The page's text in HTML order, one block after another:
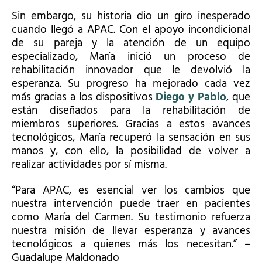
Sin embargo, su historia dio un giro inesperado
cuando llegó a APAC. Con el apoyo incondicional
de su pareja y la atención de un equipo
especializado, María inició un proceso de
rehabilitación innovador que le devolvió la
esperanza. Su progreso ha mejorado cada vez
más gracias a los dispositivos Diego y Pablo, que
están diseñados para la rehabilitación de
miembros superiores. Gracias a estos avances
tecnológicos, María recuperó la sensación en sus
manos y, con ello, la posibilidad de volver a
realizar actividades por sí misma.
“Para APAC,es esencial ver los cambios que
nuestra intervención puede traer en pacientes
como María del Carmen. Su testimonio refuerza
nuestra misión de llevar esperanza y avances
tecnológicos a quienes más los necesitan.” –
Guadalupe Maldonado